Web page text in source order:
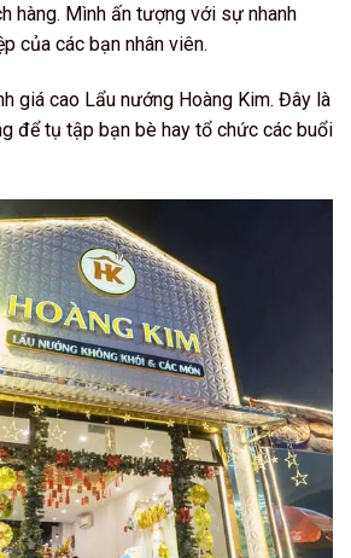
hàng. Mình ấn tượng với sự nhanh
của các bạn nhân viên.
giá cao Lẩu nướng Hoàng Kim. Đây là
để tụ tập bạn bè hay tổ chức các buổi